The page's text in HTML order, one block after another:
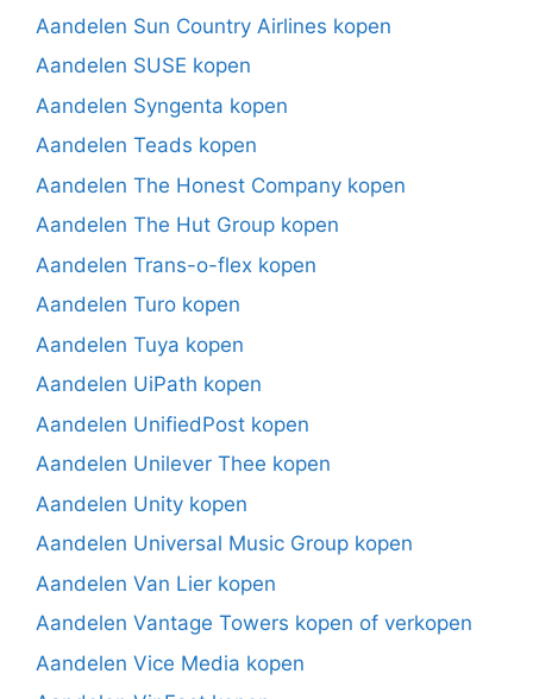
Aandelen Sun Country Airlines kopen
Aandelen SUSE kopen
Aandelen Syngenta kopen
Aandelen Teads kopen
Aandelen The Honest Company kopen
Aandelen The Hut Group kopen
Aandelen Trans-o-flex kopen
Aandelen Turo kopen
Aandelen Tuya kopen
Aandelen UiPath kopen
Aandelen UnifiedPost kopen
Aandelen Unilever Thee kopen
Aandelen Unity kopen
Aandelen Universal Music Group kopen
Aandelen Van Lier kopen
Aandelen Vantage Towers kopen of verkopen
Aandelen Vice Media kopen